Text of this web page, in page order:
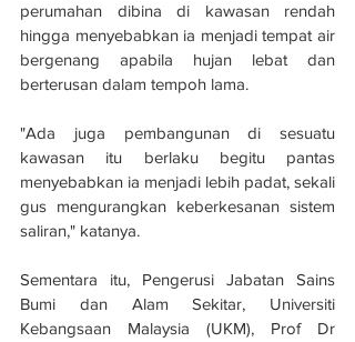
perumahan dibina di kawasan rendah
hingga menyebabkan ia menjadi tempat air
bergenang apabila hujan lebat dan
berterusan dalam tempoh lama.
"Ada juga pembangunan di sesuatu
kawasan itu berlaku begitu pantas
menyebabkan ia menjadi lebih padat, sekali
gus mengurangkan keberkesanan sistem
saliran," katanya.
Sementara itu, Pengerusi Jabatan Sains
Bumi dan Alam Sekitar, Universiti
Kebangsaan Malaysia (UKM), Prof Dr